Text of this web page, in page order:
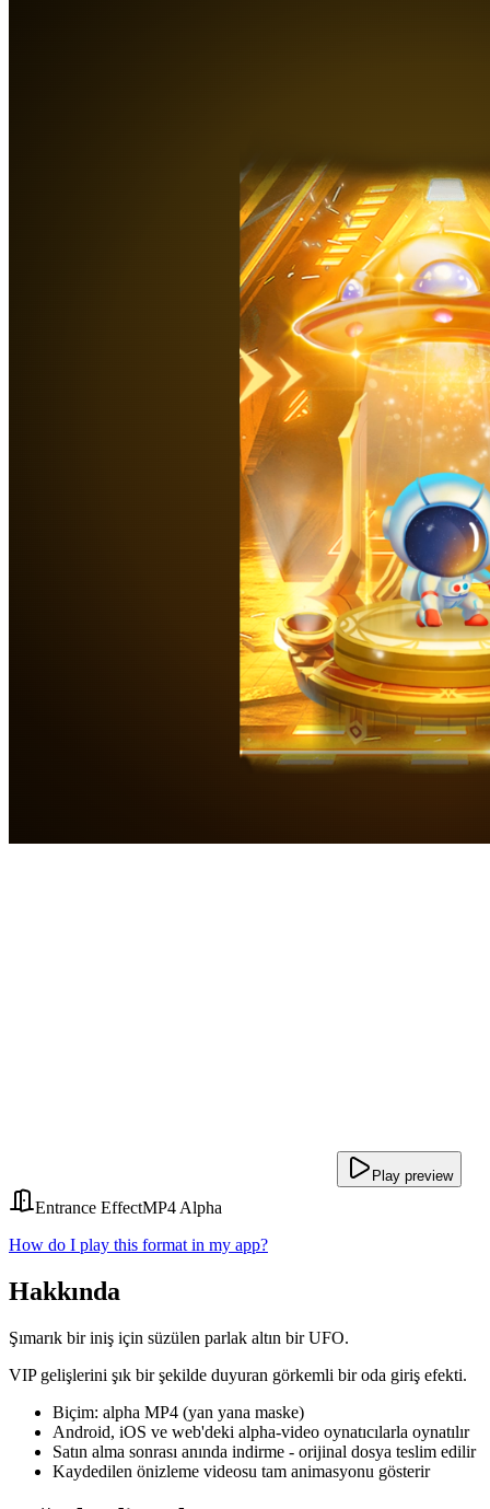
Play preview
Entrance EffectMP4 Alpha
How do I play this format in my app?
Hakkında
Şımarık bir iniş için süzülen parlak altın bir UFO.
VIP gelişlerini şık bir şekilde duyuran görkemli bir oda giriş efekti.
Biçim: alpha MP4 (yan yana maske)
Android, iOS ve web'deki alpha-video oynatıcılarla oynatılır
Satın alma sonrası anında indirme - orijinal dosya teslim edilir
Kaydedilen önizleme videosu tam animasyonu gösterir